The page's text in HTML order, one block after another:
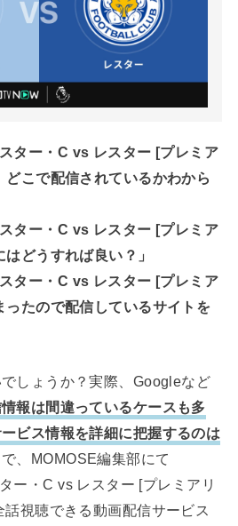
ター・C vs レスター [プレミア
どこで配信されているかわから
ター・C vs レスター [プレミア
どうすれば良い？」
ター・C vs レスター [プレミア
ったので配信しているサイトを
でしょうか？実際、Googleなど
報は間違っているケースも多
ビス情報を詳細に把握するのは
、MOMOSE編集部にて
ー・C vs レスター [プレミアリ
視聴できる動画配信サービス